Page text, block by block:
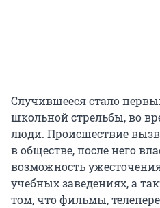
Случившееся стало
школьной стрельбы, во
люди. Происшествие
в обществе, после него
возможность
учебных заведениях, а
том, что фильмы,